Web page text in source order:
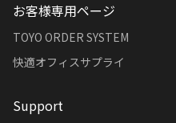
お客様専用ページ
TOYO ORDER SYSTEM
快適オフィスサプライ
Support